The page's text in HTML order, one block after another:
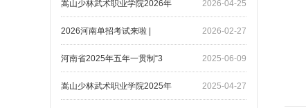
2026-04-25
嵩山少林武术职业学院2026年
2026-02-27
2026河南单招考试来啦 |
2025-06-09
河南省2025年五年一贯制“3
2025-04-27
嵩山少林武术职业学院2025年